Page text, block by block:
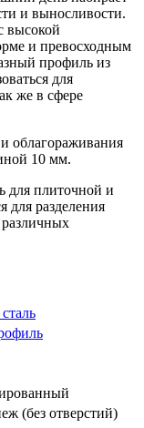
и выносливости.
высокой
и превосходным
профиль из
для
же в сфере
облагораживания
10 мм.
плиточной и
для разделения
(без отверстий)